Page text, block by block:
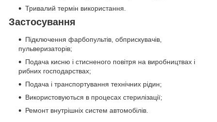
Тривалий термін використання.
Застосування
Підключення фарбопультів, обприскувачів,
пульверизаторів;
Подача кисню і стисненого повітря на виробництвах і
рибних господарствах;
Подача і транспортування технічних рідин;
Використовуються в процесах стерилізації;
Ремонт внутрішніх систем автомобілів.